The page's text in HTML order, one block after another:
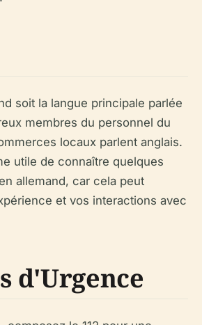
soit la langue principale parlée
membres du personnel du
locaux parlent anglais.
utile de connaître quelques
allemand, car cela peut
et vos interactions avec
d'Urgence